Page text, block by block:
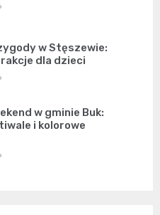
w Stęszewie:
dla dzieci
w gminie Buk:
i kolorowe